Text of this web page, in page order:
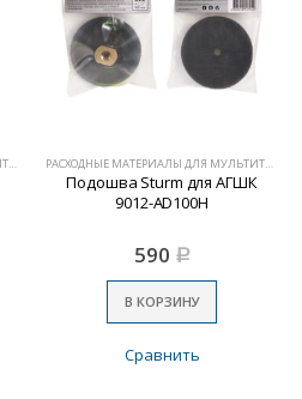
РАСХОДНЫЕ МАТЕРИАЛЫ ДЛЯ МУЛЬТИТУЛОВ РАСХОДНЫЕ МАТЕРИАЛЫ ДЛЯ МУЛЬТИТУЛОВ
Подошва Sturm для АГШК
9012-AD100H
590 Р
В КОРЗИНУ
Сравнить